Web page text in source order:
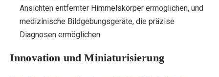
Ansichten entfernter Himmelskörper ermöglichen, und
medizinische Bildgebungsgeräte, die präzise
Diagnosen ermöglichen.
Innovation und Miniaturisierung